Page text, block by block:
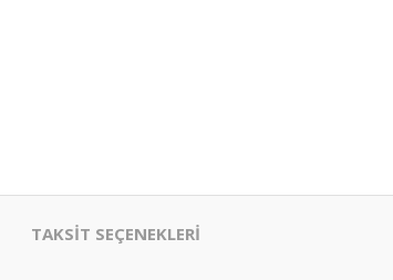
TAKSİT SEÇENEKLERİ